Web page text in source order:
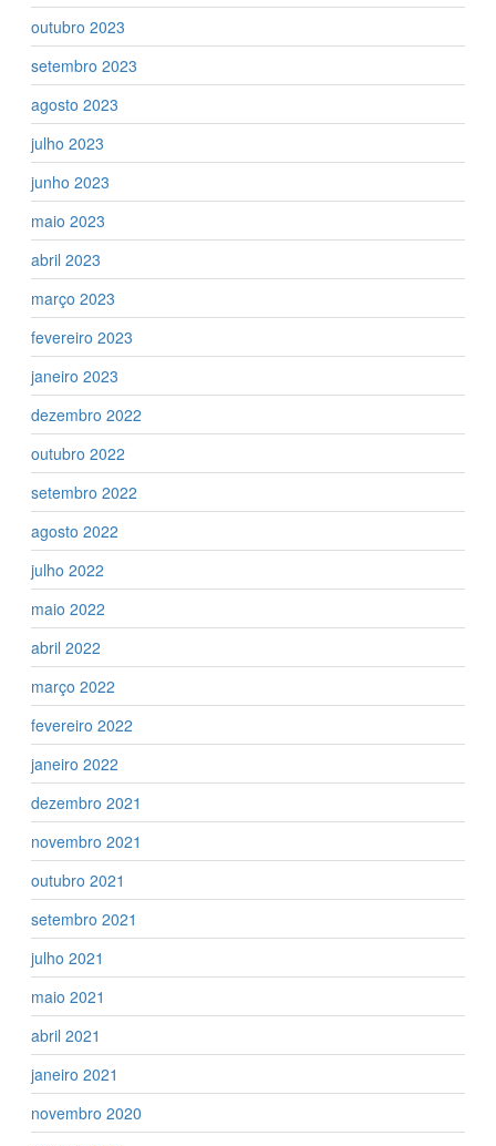
outubro 2023
setembro 2023
agosto 2023
julho 2023
junho 2023
maio 2023
abril 2023
março 2023
fevereiro 2023
janeiro 2023
dezembro 2022
outubro 2022
setembro 2022
agosto 2022
julho 2022
maio 2022
abril 2022
março 2022
fevereiro 2022
janeiro 2022
dezembro 2021
novembro 2021
outubro 2021
setembro 2021
julho 2021
maio 2021
abril 2021
janeiro 2021
novembro 2020